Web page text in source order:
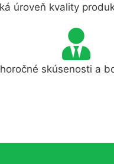
úroveň kvality
skúsenosti a